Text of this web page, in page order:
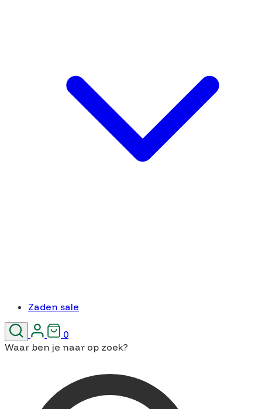
Zaden sale
0
Waar ben je naar op zoek?